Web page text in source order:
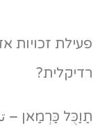
זכויות
כַּרְמַאן –